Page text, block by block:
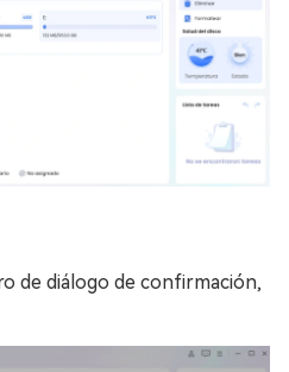
de diálogo de confirmación,